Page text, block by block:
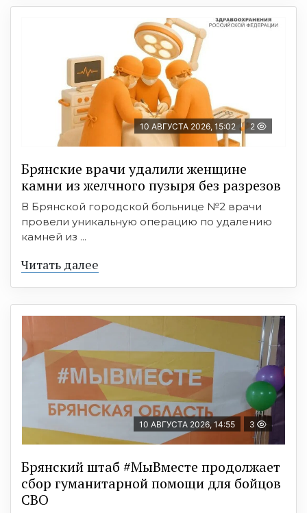
10 АВГУСТА 2026, 15:02 2
Брянские врачи удалили женщине
камни из желчного пузыря без разрезов
В Брянской городской больнице №2 врачи
провели уникальную операцию по удалению
камней из ...
Читать далее
10 АВГУСТА 2026, 14:55 3
Брянский штаб #МыВместе продолжает
сбор гуманитарной помощи для бойцов
СВО